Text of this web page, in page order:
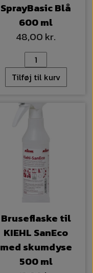
SprayBasic Blå
600 ml
48,00 kr.
Tilføj til kurv
Bruseflaske til
KIEHL SanEco
med skumdyse
500 ml